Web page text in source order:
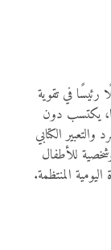
رئيسًا في تقوية
يكتسب دون
الكتابي
للأطفال
المنتظمة.